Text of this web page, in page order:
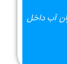
آب داخل